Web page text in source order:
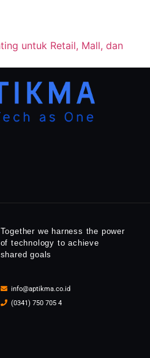
untuk Retail, Mall, dan
Together we harness the power
of technology to achieve
shared goals
info@aptikma.co.id
(0341) 750 705 4